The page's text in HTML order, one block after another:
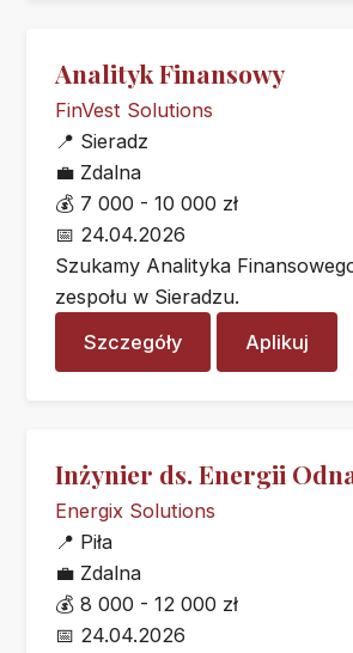
Analityk Finansowy
FinVest Solutions
📍 Sieradz
💼 Zdalna
💰 7 000 - 10 000 zł
📅 24.04.2026
Szukamy Analityka
zespołu w Sieradzu.
Szczegóły
Aplikuj
Inżynier ds. Energii
Energix Solutions
📍 Piła
💼 Zdalna
💰 8 000 - 12 000 zł
📅 24.04.2026